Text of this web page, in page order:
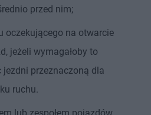
przed nim;
oczekującego na otwarcie
jeżeli wymagałoby to
przeznaczoną dla
ruchu.